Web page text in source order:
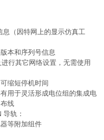
（因特网上的显示仿真工
本和序列号信息
行其它网络设置，无需使用
缩短停机时间
用于灵活形成电位组的集成电
线
轨：
等附加组件